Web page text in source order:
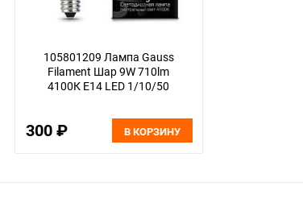
105801209 Лампа Gauss
Filament Шар 9W 710lm
4100К Е14 LED 1/10/50
300 ₽ В КОРЗИНУ